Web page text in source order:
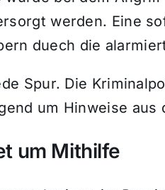
werden. Eine
duech die
Spur. Die
um Hinweise aus
um Mithilfe